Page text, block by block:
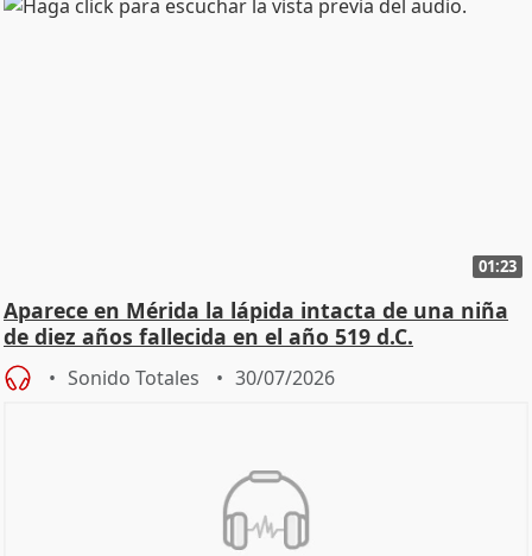
01:23
Aparece en Mérida la lápida intacta de una niña
de diez años fallecida en el año 519 d.C.
Sonido Totales 30/07/2026